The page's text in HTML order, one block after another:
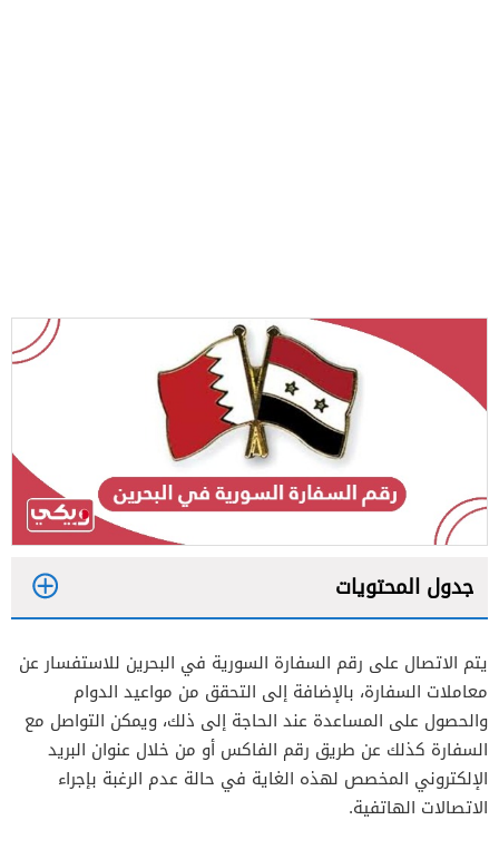
جدول المحتويات
2
يتم الاتصال على رقم السفارة السورية في البحرين للاستفسار عن
معاملات السفارة، بالإضافة إلى التحقق من مواعيد الدوام
والحصول على المساعدة عند الحاجة إلى ذلك، ويمكن التواصل مع
السفارة كذلك عن طريق رقم الفاكس أو من خلال عنوان البريد
الإلكتروني المخصص لهذه الغاية في حالة عدم الرغبة بإجراء
الاتصالات الهاتفية.